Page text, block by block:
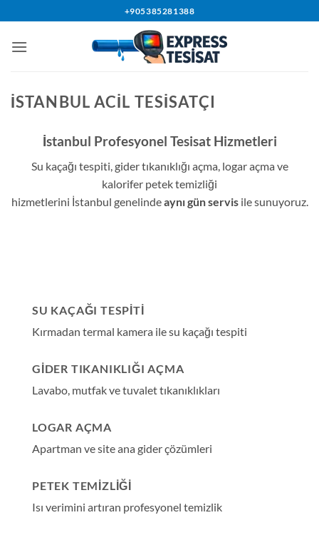
atla
+905385281388
İSTANBUL ACIL TESISATÇI
İstanbul Profesyonel Tesisat Hizmetleri
Su kaçağı tespiti, gider tıkanıklığı açma, logar açma ve
kalorifer petek temizliği
hizmetlerini İstanbul genelindeaynı gün servisile sunuyoruz.
SU KAÇAĞI TESPITI
Kırmadan termal kamera ile su kaçağı tespiti
GIDER TIKANIKLIĞI AÇMA
Lavabo, mutfak ve tuvalet tıkanıklıkları
LOGAR AÇMA
Apartman ve site ana gider çözümleri
PETEK TEMIZLIĞI
Isı verimini artıran profesyonel temizlik